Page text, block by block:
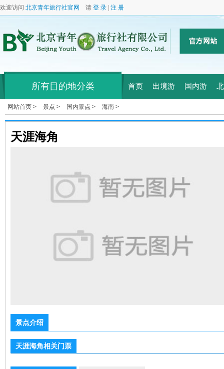
欢迎访问 北京青年旅行社官网 请 登 录 注 册
所有目的地分类 首页 出境游 国内游
网站首页 > 景点 > 国内景点 > 海南 >
天涯海角
景点介绍
天涯海角相关门票